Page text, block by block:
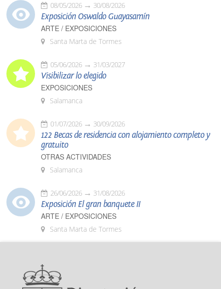
08/05/2026 30/08/2026
Exposición Oswaldo Guayasamín
ARTE / EXPOSICIONES
Santa Marta de Tormes
05/06/2026 31/03/2027
Visibilizar lo elegido
EXPOSICIONES
Salamanca
01/07/2026 30/09/2026
122 Becas de residencia con alojamiento completo y
gratuito
OTRAS ACTIVIDADES
Salamanca
26/06/2026 31/08/2026
Exposición El gran banquete II
ARTE / EXPOSICIONES
Santa Marta de Tormes